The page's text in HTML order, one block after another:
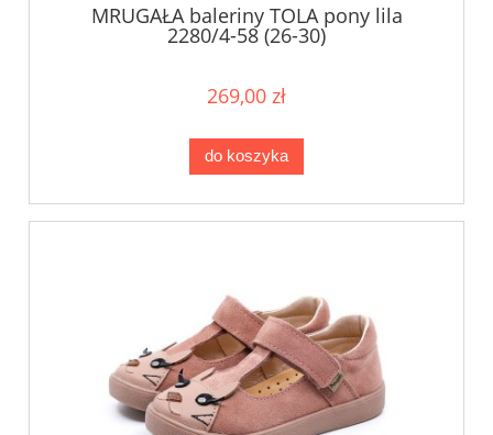
MRUGAŁA baleriny TOLA pony lila
2280/4-58 (26-30)
269,00 zł
do koszyka